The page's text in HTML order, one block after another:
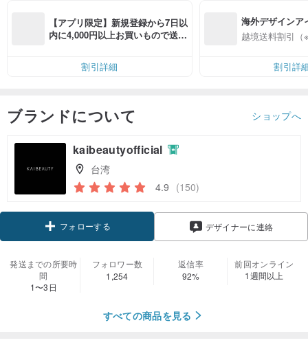
【アプリ限定】新規登録から7日以
内に4,000円以上お買いもので送料
割引詳細
海外デザインア
入
越境送料割引（
割引詳
ブランドについて ショップへ
kaibeautyofficial
台湾
4.9 (150)
フォローする デザイナーに連絡
発送までの所要時
間
1〜3日
フォロワー数
1,254
返信率
92%
前回オンライン
1週間以上
すべての商品を見る